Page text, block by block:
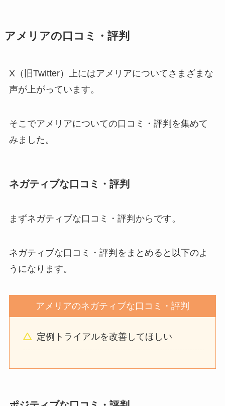
アメリアの口コミ・評判
X（旧Twitter）上にはアメリアについてさまざまな
声が上がっています。
そこでアメリアについての口コミ・評判を集めて
みました。
ネガティブな口コミ・評判
まずネガティブな口コミ・評判からです。
ネガティブな口コミ・評判をまとめると以下のよ
うになります。
アメリアのネガティブな口コミ・評判
定例トライアルを改善してほしい